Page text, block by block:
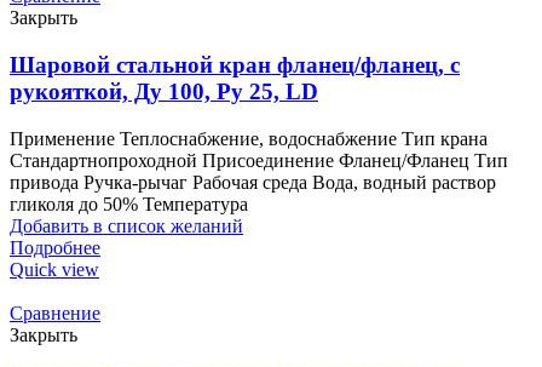
Закрыть
Шаровой стальной кран фланец/фланец, с
рукояткой, Ду 100, Ру 25, LD
Применение Теплоснабжение, водоснабжение Тип крана
Стандартнопроходной Присоединение Фланец/Фланец Тип
привода Ручка-рычаг Рабочая среда Вода, водный раствор
гликоля до 50% Температура
Добавить в список желаний
Подробнее
Quick view
Сравнение
Закрыть